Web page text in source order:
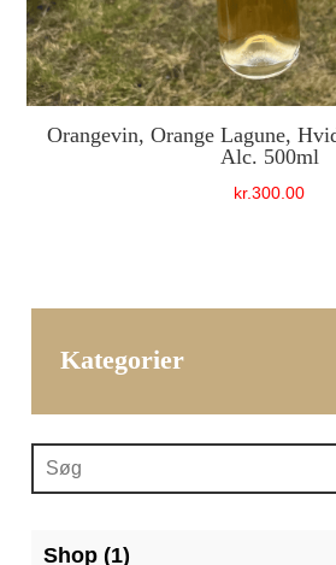
Orangevin, Orange Lagune,
Alc. 500ml
kr.300.00
Kategorier
Shop 11